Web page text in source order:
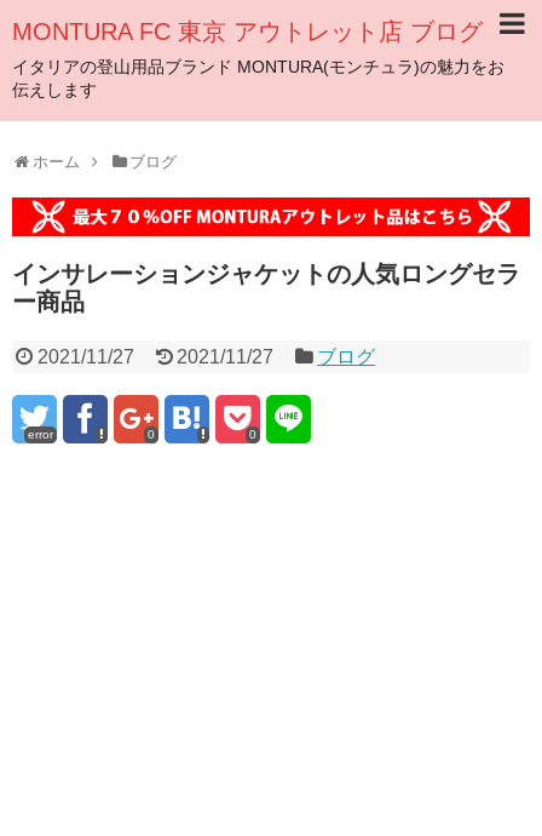
MONTURA FC 東京 アウトレット店 ブログ
イタリアの登山用品ブランド MONTURA(モンチュラ)の魅力をお
伝えします
ホーム ブログ
インサレーションジャケットの人気ロングセラ
ー商品
2021/11/27 2021/11/27 ブログ
error 0 0